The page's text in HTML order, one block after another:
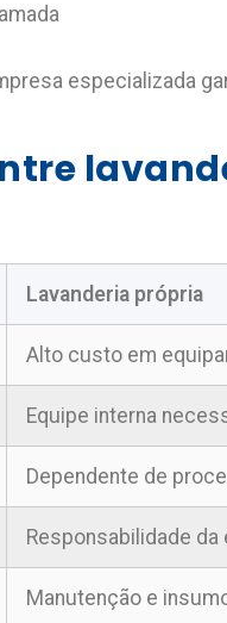
especializada
Lavanderia própria
Alto custo em
Equipe interna
Dependente de
Responsabilidade da
Manutenção e